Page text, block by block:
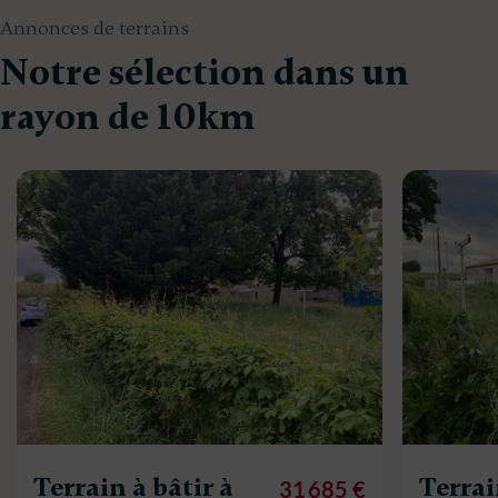
Annonces de terrains
Notre sélection dans un
rayon de 10km
Terrain à bâtir à
31 685 €